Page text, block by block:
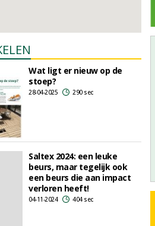
Wat ligt er nieuw op de
stoep?
28-04-2025 290 sec
Saltex 2024: een leuke
beurs, maar tegelijk ook
een beurs die aan impact
verloren heeft!
04-11-2024 404 sec